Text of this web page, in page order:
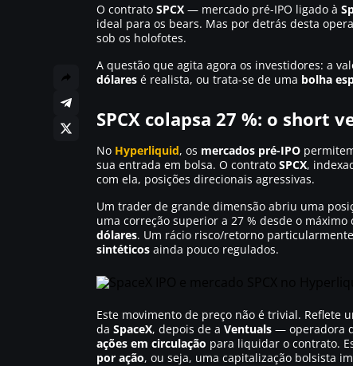
O contrato SPCX — mercado pré-IPO ligado à
ideal para os bears. Mas por detrás desta
sob os holofotes.
A questão que agita agora os investidores: a
dólares é realista, ou trata-se de uma bolha
SPCX colapsa 27 %: o short
No Hyperliquid, os mercados pré-IPO
sua entrada em bolsa. O contrato SPCX,
com ela, posições direcionais agressivas.
Um trader de grande dimensão abriu uma
uma correção superior a 27 % desde o
dólares. Um rácio risco/retorno
sintéticos ainda pouco regulados.
Este movimento de preço não é trivial. Reflete
da SpaceX, depois de a Ventuals — operadora
ações em circulação para liquidar o contrato.
por ação, ou seja, uma capitalização bolsista